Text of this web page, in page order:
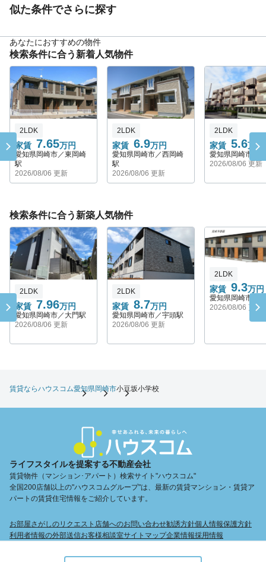
似た条件でさらに探す
あなたにおすすめの物件
検索条件に合う新着人気物件
2LDK
家賃 7.65万円
愛知県岡崎市／東岡崎
駅
2026/08/06 更新
2LDK
家賃 6.9万円
愛知県岡崎市／西岡崎
駅
2026/08/06 更新
2LDK
家賃 5.6万円
愛知県岡崎市／
2026/08/06 更新
検索条件に合う新築人気物件
2LDK
家賃 7.96万円
愛知県岡崎市／大門駅
2026/08/06 更新
2LDK
家賃 8.7万円
愛知県岡崎市／宇頭駅
2026/08/06 更新
2LDK
家賃 9.3万円
愛知県岡崎市／
2026/08/06 更新
賃貸ならハウスコム愛知県岡崎市小豆坂小学校
ライフスタイルを提案する不動産会社
賃貸物件（マンション･アパート）検索サイト"ハウスコム"
全国200店舗以上の"ハウスコムグループ"は、最新の賃貸マンション・賃貸ア
パートの賃貸住宅情報をご紹介しています。
お部屋さがしのリクエスト 店舗へのお問い合わせ勧誘方針個人情報保護方針
利用者情報の外部送信お客様相談室サイトマップ企業情報採用情報